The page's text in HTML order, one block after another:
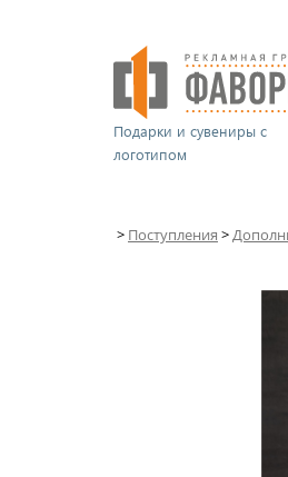
Подарки и сувениры с
логотипом
> Поступления >